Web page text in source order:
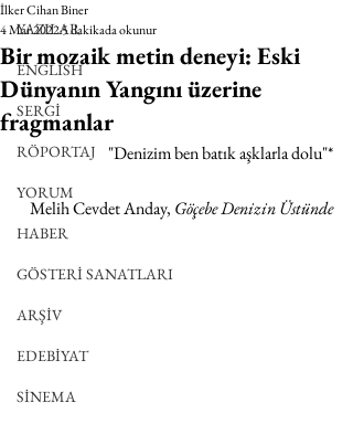
YAZILAR
ENGLISH
SERGİ
RÖPORTAJ
YORUM
HABER
GÖSTERİ SANATLARI
ARŞİV
EDEBİYAT
SİNEMA
Bir mozaik metin deneyi: Eski
Dünyanın Yangını üzerine
fragmanlar
İlker Cihan Biner
4 Mar 20225 dakikada okunur
"Denizim ben batık aşklarla dolu"*
Melih Cevdet Anday, Göçebe Denizin Üstünde